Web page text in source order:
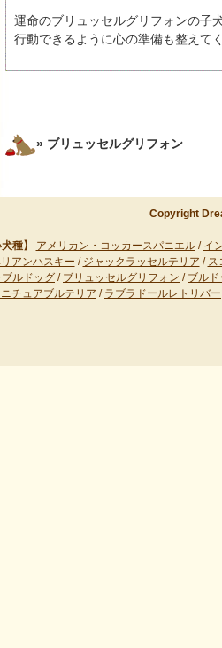
運命のブリュッセルグリフォンの子
行動できるように心の準備も整えて
» ブリュッセルグリフォン
Copyright
種】 アメリカン・コッカースパニエル/ イ
アンハスキー / ジャックラッセルテリア / ス
ルドッグ / ブリュッセルグリフォン / ブルド
ニチュアブルテリア / ラブラドールレトリバー